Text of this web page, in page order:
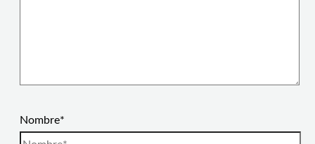
Nombre*